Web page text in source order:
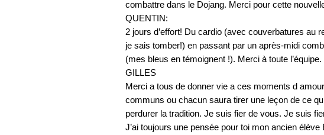
combattre dans le Dojang. Merci pour cette
QUENTIN:
2 jours d’effort! Du cardio (avec couverbatures
je sais tomber!) en passant par un après-midi
(mes bleus en témoignent !). Merci à toute l’équipe.
GILLES
Merci a tous de donner vie a ces moments d
communs ou chacun saura tirer une leçon de ce
perdurer la tradition. Je suis fier de vous. Je suis
J’ai toujours une pensée pour toi mon ancien